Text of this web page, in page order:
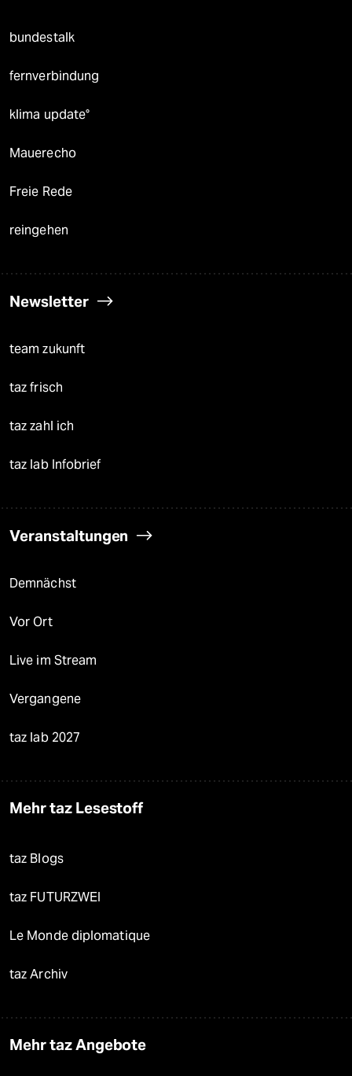
bundestalk
fernverbindung
klima update°
Mauerecho
Freie Rede
reingehen
Newsletter
team zukunft
taz frisch
taz zahl ich
taz lab Infobrief
Veranstaltungen
Demnächst
Vor Ort
Live im Stream
Vergangene
taz lab 2027
Mehr taz Lesestoff
taz Blogs
taz FUTURZWEI
Le Monde diplomatique
taz Archiv
Mehr taz Angebote